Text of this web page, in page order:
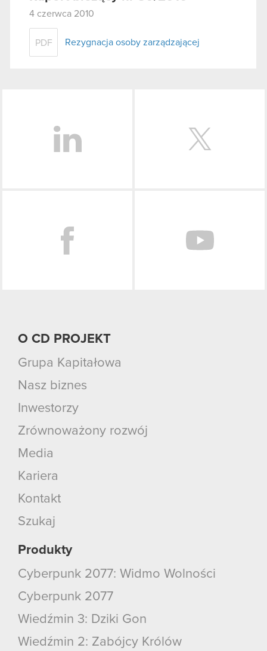
4 czerwca 2010
PDF Rezygnacja osoby zarządzającej
O CD PROJEKT
Grupa Kapitałowa
Nasz biznes
Inwestorzy
Zrównoważony rozwój
Media
Kariera
Kontakt
Szukaj
Produkty
Cyberpunk 2077: Widmo Wolności
Cyberpunk 2077
Wiedźmin 3: Dziki Gon
Wiedźmin 2: Zabójcy Królów